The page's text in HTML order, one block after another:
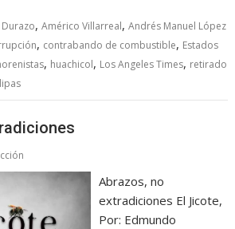
,Américo Villarreal,Andrés Manuel López
, contrabando de combustible, Estados
, huachicol, Los Angeles Times, retirado
Abrazos, no
extradiciones El Jicote,
Por: Edmundo